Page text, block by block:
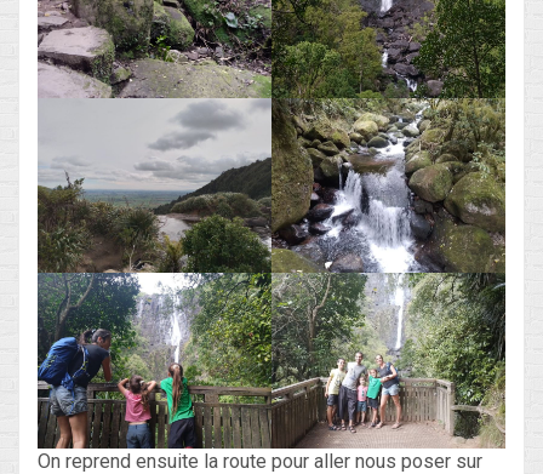
On reprend ensuite la route pour aller nous poser sur